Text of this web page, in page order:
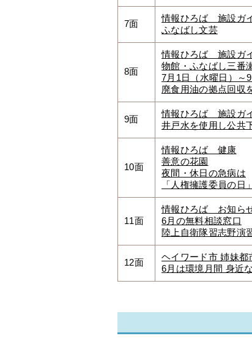
7面
情報ひろば 施設ガ
ふなばし文芸
8面
情報ひろば 施設ガ
物館・ふなばし三番
7月1日（水曜日）
廃食用油の拠点回収
9面
情報ひろば 施設ガ
井戸水を使用し公共
10面
情報ひろば 健康
善意の花園
夜間・休日の急病は
「人権擁護委員の日
11面
情報ひろば お知ら
6月の無料相談窓口
陸上自衛隊習志野演
12面
ヘイワード市 姉妹
6月は環境月間 身近